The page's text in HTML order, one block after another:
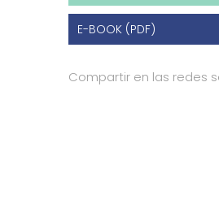
E-BOOK (PDF)
Compartir en las redes